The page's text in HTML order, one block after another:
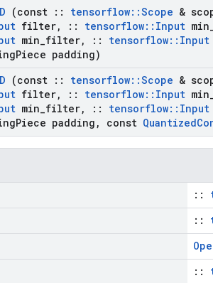
(const :: tensorflow::Scope &
filter, :: tensorflow:: Input min
min filter, :: tensorflow:: Input
Piece padding)
(const :: tensorflow::Scope &
filter, :: tensorflow:: Input min
min filter, :: tensorflow:: Input
Piece padding , const Quantized
::
::
::